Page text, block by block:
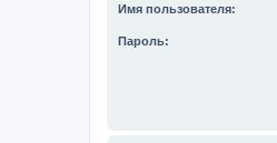
Имя пользователя:
Пароль: